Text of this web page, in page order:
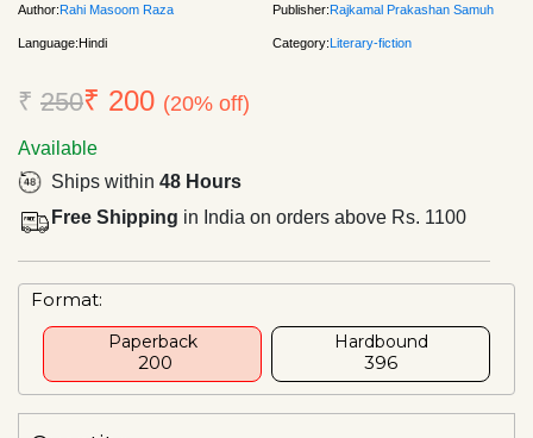
Author:Rahi Masoom Raza Publisher:Rajkamal Prakashan Samuh
Language:Hindi Category:Literary-fiction
₹ 250₹ 200 (20% off)
Available
Ships within 48 Hours
Free Shipping in India on orders above Rs. 1100
Format:
Paperback
₹ 200
Hardbound
₹396